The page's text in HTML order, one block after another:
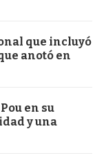
que incluyó
anotó en
en su
y una